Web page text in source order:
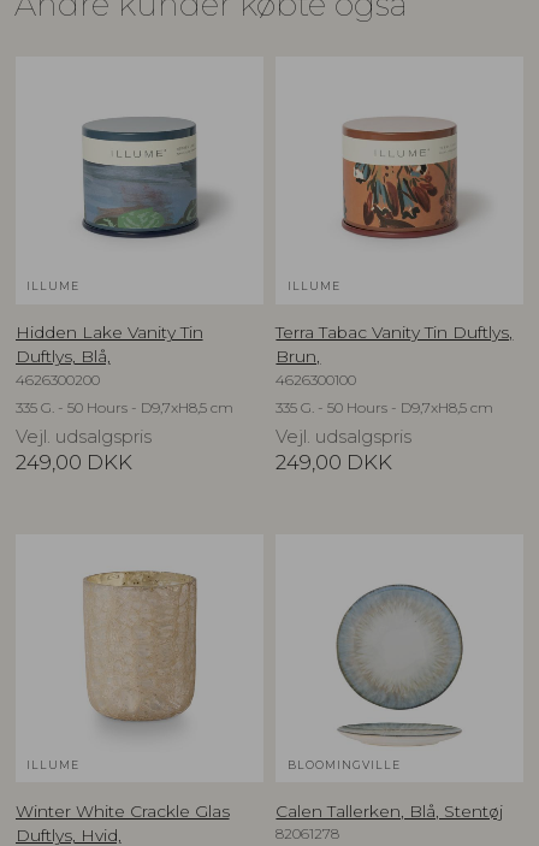
ILLUME
Hidden Lake Vanity Tin
Duftlys, Blå,
4626300200
335 G. - 50 Hours - D9,7xH8,5 cm
Vejl. udsalgspris
249,00 DKK
ILLUME
Terra Tabac Vanity Tin Duftlys,
Brun,
4626300100
335 G. - 50 Hours - D9,7xH8,5 cm
Vejl. udsalgspris
249,00 DKK
ILLUME
Winter White Crackle Glas
Duftlys, Hvid,
BLOOMINGVILLE
Calen Tallerken, Blå, Stentøj
82061278